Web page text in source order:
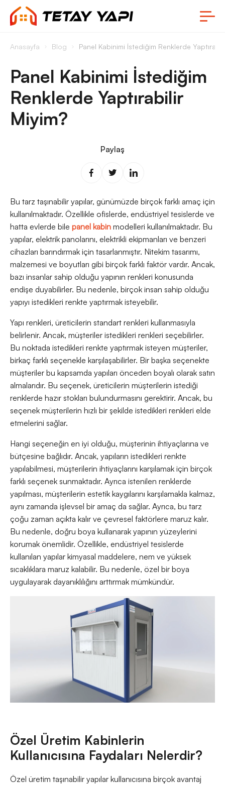
Anasayfa Blog Panel Kabinimi İstediğim Renklerde
Panel Kabinimi İstediğim
Renklerde Yaptırabilir
Miyim?
Paylaş
Bu tarz taşınabilir yapılar, günümüzde birçok farklı amaç için
kullanılmaktadır. Özellikle ofislerde, endüstriyel tesislerde ve
hatta evlerde bile panel kabin modelleri kullanılmaktadır. Bu
yapılar, elektrik panolarını, elektrikli ekipmanları ve benzeri
cihazları barındırmak için tasarlanmıştır. Nitekim tasarımı,
malzemesi ve boyutları gibi birçok farklı faktör vardır. Ancak,
bazı insanlar sahip olduğu yapının renkleri konusunda
endişe duyabilirler. Bu nedenle, birçok insan sahip olduğu
yapıyı istedikleri renkte yaptırmak isteyebilir.
Yapı renkleri, üreticilerin standart renkleri kullanmasıyla
belirlenir. Ancak, müşteriler istedikleri renkleri seçebilirler.
Bu noktada istedikleri renkte yaptırmak isteyen müşteriler,
birkaç farklı seçenekle karşılaşabilirler. Bir başka seçenekte
müşteriler bu kapsamda yapıları önceden boyalı olarak satın
almalarıdır. Bu seçenek, üreticilerin müşterilerin istediği
renklerde hazır stokları bulundurmasını gerektirir. Ancak, bu
seçenek müşterilerin hızlı bir şekilde istedikleri renkleri elde
etmelerini sağlar.
Hangi seçeneğin en iyi olduğu, müşterinin ihtiyaçlarına ve
bütçesine bağlıdır. Ancak, yapıların istedikleri renkte
yapılabilmesi, müşterilerin ihtiyaçlarını karşılamak için birçok
farklı seçenek sunmaktadır. Ayrıca istenilen renklerde
yapılması, müşterilerin estetik kaygılarını karşılamakla kalmaz,
aynı zamanda işlevsel bir amaç da sağlar. Ayrıca, bu tarz
çoğu zaman açıkta kalır ve çevresel faktörlere maruz kalır.
Bu nedenle, doğru boya kullanarak yapının yüzeylerini
korumak önemlidir. Özellikle, endüstriyel tesislerde
kullanılan yapılar kimyasal maddelere, nem ve yüksek
sıcaklıklara maruz kalabilir. Bu nedenle, özel bir boya
uygulayarak dayanıklılığını arttırmak mümkündür.
Özel Üretim Kabinlerin
Kullanıcısına Faydaları Nelerdir?
Özel üretim taşınabilir yapılar kullanıcısına birçok avantaj